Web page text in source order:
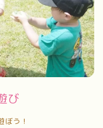
び
う！